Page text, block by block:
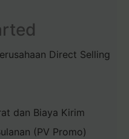
Direct Selling
dan Biaya Kirim
(PV Promo)